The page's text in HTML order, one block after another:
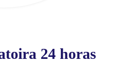
24 horas